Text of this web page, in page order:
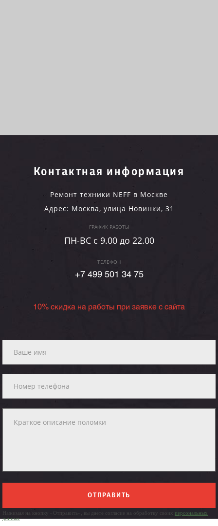
Контактная информация
Ремонт техники NEFF в Москве
Адрес: Москва, улица Новинки, 31
ГРАФИК РАБОТЫ
ПН-ВC c 9.00 до 22.00
ТЕЛЕФОН
+7 499 501 34 75
10% скидка на работы при заявке с сайта
ОТПРАВИТЬ
Нажимая на кнопку «Отправить», вы даете согласие на обработку своих персональных
данных